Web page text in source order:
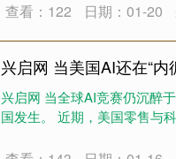
查看：122 日期：01-20
兴启网 当美国AI还在“内
兴启网 当全球AI竞赛仍沉醉
国发生。 近期，美国零售与